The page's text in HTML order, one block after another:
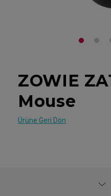
ZOWIE
Mouse
Ürüne Geri Dön